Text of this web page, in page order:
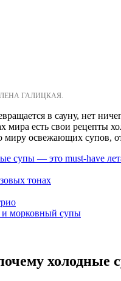
ГАЛИЦКАЯ.
в сауну, нет
мира есть свои рецепты
освежающих супов,
супы — это must-have
тонах
и морковный супы
холодные